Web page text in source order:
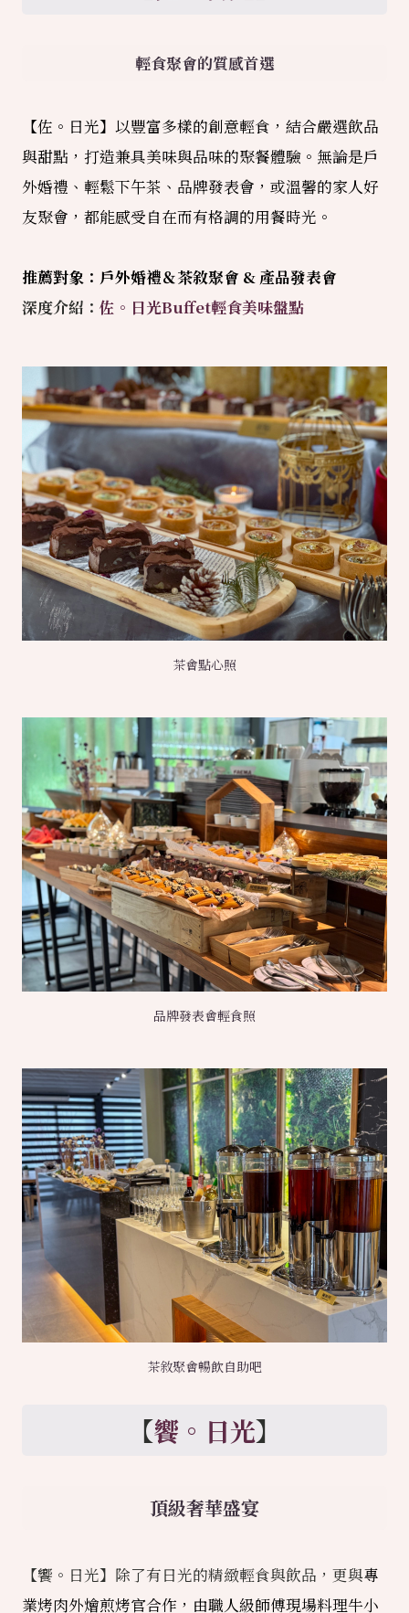
輕食聚會的質感首選
【佐。日光】以豐富多樣的創意輕食，結合嚴選飲品
與甜點，打造兼具美味與品味的聚餐體驗。無論是戶
外婚禮、輕鬆下午茶、品牌發表會，或溫馨的家人好
友聚會，都能感受自在而有格調的用餐時光。
推薦對象：戶外婚禮＆茶敘聚會 & 產品發表會
深度介紹： 佐。日光Buffet輕食美味盤點
茶會點心照
品牌發表會輕食照
茶敘聚會暢飲自助吧
【饗。日光】
頂級奢華盛宴
【饗。日光】除了有日光的精緻輕食與飲品，更與專
業烤肉外燴煎烤官合作，由職人級師傅現場料理牛小